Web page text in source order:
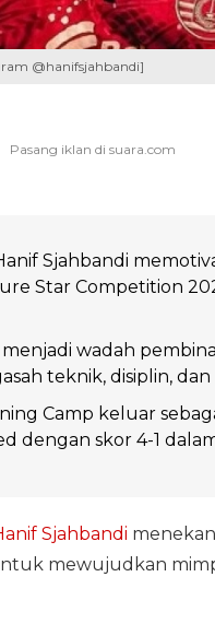
@hanifsjahbandi]
Sjahbandi
Star Competition
wadah
teknik, disiplin,
Camp keluar
dengan skor 4-1
Sjahbandi
mewujudkan